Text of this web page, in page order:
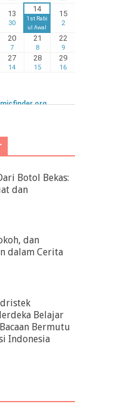
Botol Bekas:
dan
dan
dalam Cerita
Belajar
Bermutu
Indonesia